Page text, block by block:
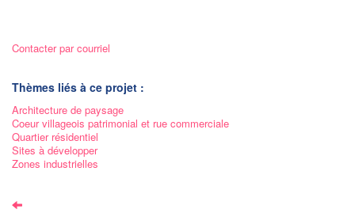
Contacter par courriel
Thèmes liés à ce projet :
Architecture de paysage
Coeur villageois patrimonial et rue commerciale
Quartier résidentiel
Sites à développer
Zones industrielles